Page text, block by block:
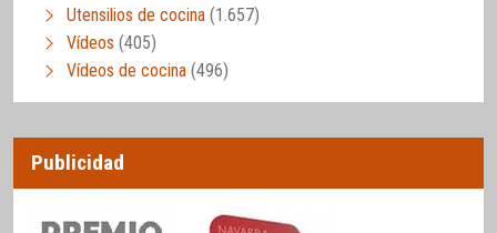
Utensilios de cocina (1.657)
Vídeos (405)
Vídeos de cocina (496)
Publicidad